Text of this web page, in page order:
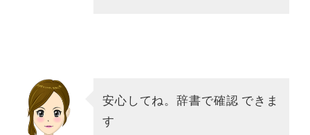
安心してね。辞書で確認 できま
す